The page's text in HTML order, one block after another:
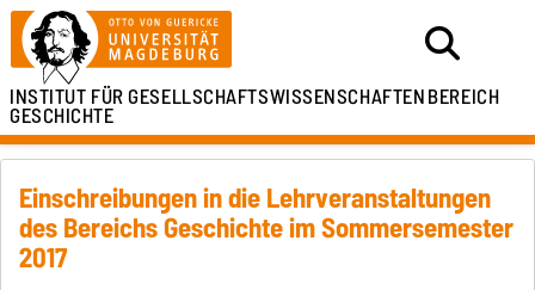
INSTITUT FÜRGESELLSCHAFTSWISSENSCHAFTENBEREICH
GESCHICHTE
Einschreibungen in die Lehrveranstaltungen
des Bereichs Geschichte im Sommersemester
2017